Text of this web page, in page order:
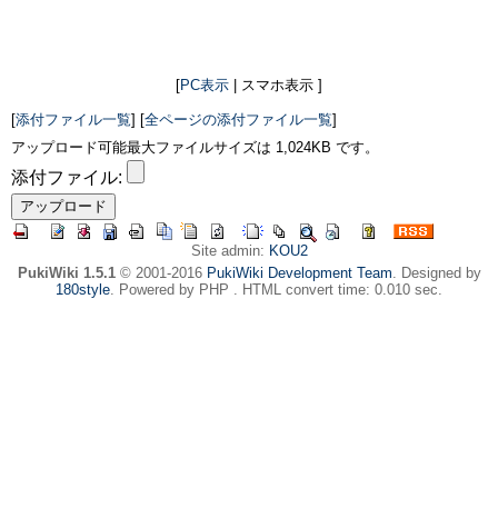
[PC表示 | スマホ表示 ]
[添付ファイル一覧] [全ページの添付ファイル一覧]
アップロード可能最大ファイルサイズは 1,024KB です。
添付ファイル:
Site admin: KOU2
PukiWiki 1.5.1© 2001-2016 PukiWiki Development Team. Designed by
180style. Powered by PHP . HTML convert time: 0.010 sec.